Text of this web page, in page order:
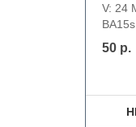
V: 24
50 р.